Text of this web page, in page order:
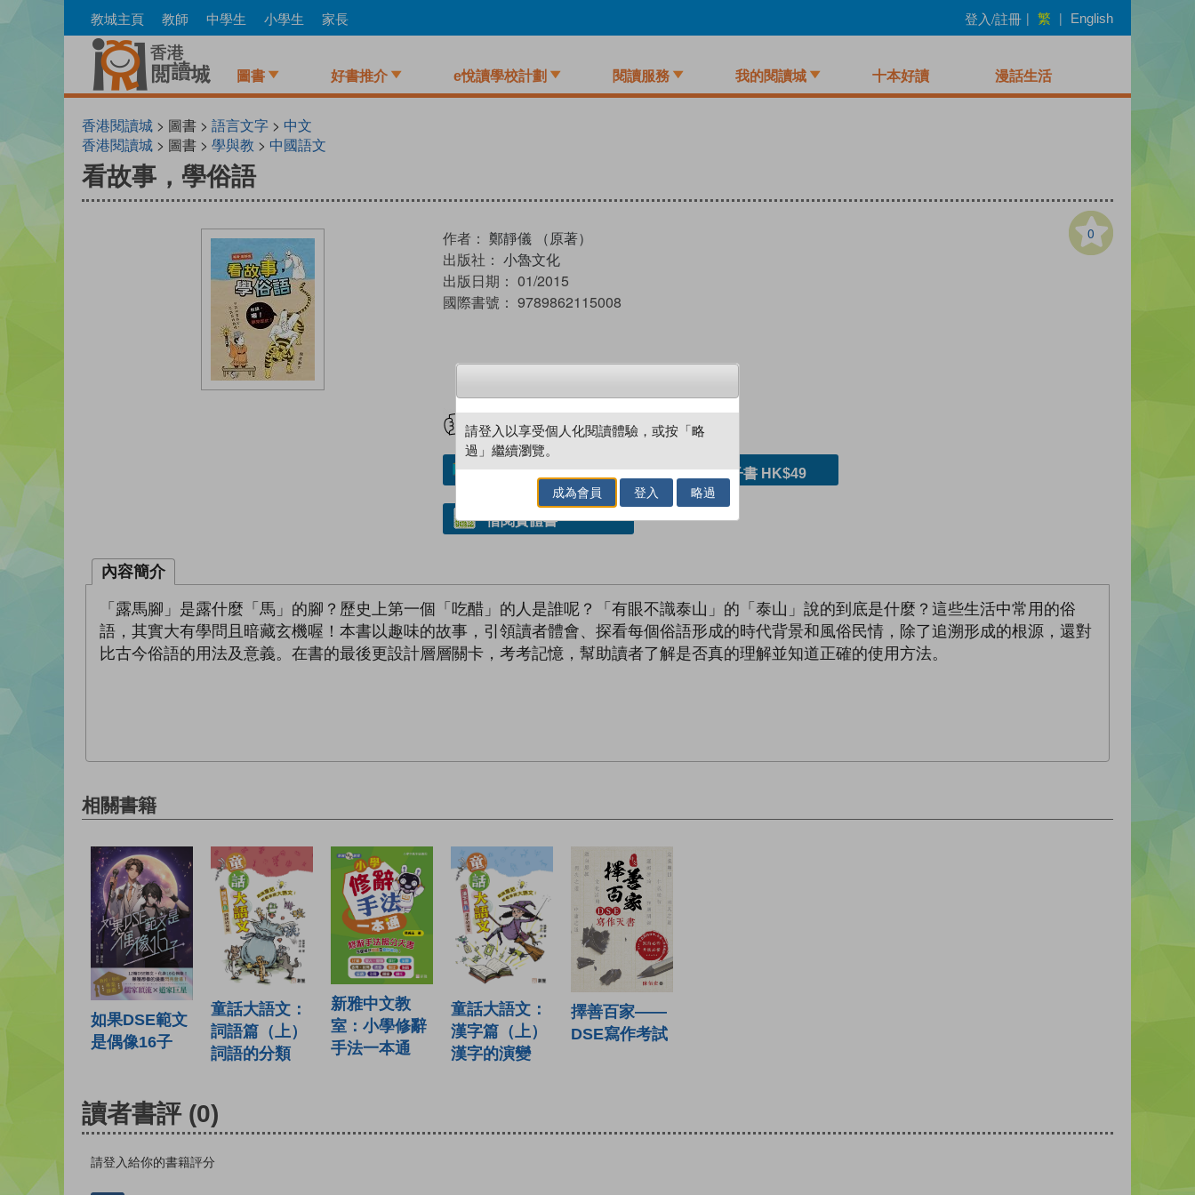
to
教城主頁 教師 中學生 小學生 家長 登入/註冊 | 繁 | English
圖書 好書推介 e悅讀學校計劃 閱讀服務 我的閱讀城 十本好讀 漫話生活
香港閱讀城 > 圖書 > 語言文字 > 中文
香港閱讀城 > 圖書 > 學與教 > 中國語文
看故事，學俗語
0
作者： 鄭靜儀 （原著）
出版社： 小魯文化
出版日期： 01/2015
國際書號： 9789862115008
試閲 加入閱讀紀錄
加入／閱讀電子書 購買電子書 HK$49
借閱實體書
內容簡介
「露馬腳」是露什麼「馬」的腳？歷史上第一個「吃醋」的人是誰呢？「有眼不識泰山」的「泰山」說的到底是什麼？這些生活中常用的俗
語，其實大有學問且暗藏玄機喔！本書以趣味的故事，引領讀者體會、探看每個俗語形成的時代背景和風俗民情，除了追溯形成的根源，還對
比古今俗語的用法及意義。在書的最後更設計層層關卡，考考記憶，幫助讀者了解是否真的理解並知道正確的使用方法。
相關書籍
如果DSE範文
是偶像16子
童話大語文：
詞語篇（上）
詞語的分類
新雅中文教
室：小學修辭
手法一本通
童話大語文：
漢字篇（上）
漢字的演變
擇善百家——
DSE寫作考試
讀者書評 (0)
請登入給你的書籍評分
請登入以享受個人化閱讀體驗，或按「略
過」繼續瀏覽。
成為會員 登入 略過